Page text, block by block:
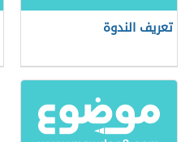
تعريف الندوة